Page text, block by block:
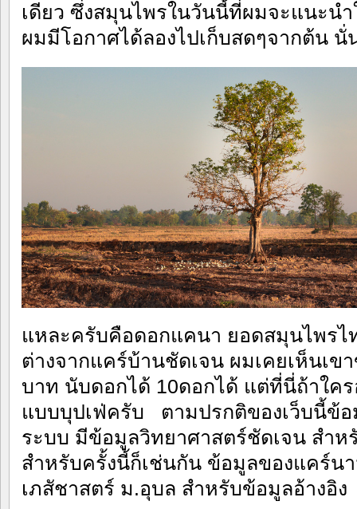
เดียว ซึ่งสมุนไพรในวันนี้ที่ผมจะแนะน
ผมมีโอกาศได้ลองไปเก็บสดๆจากต้น
แหละครับคือดอกแคนา ยอดสมุนไพรไ
ต่างจากแคร์บ้านชัดเจน ผมเคยเห็นเข
บาท นับดอกได้ 10ดอกได้ แต่ที่นี่ถ้าใค
แบบบุปเฟ่ครับ ตามปรกติของเว็บนี้ข้อ
ระบบ มีข้อมูลวิทยาศาสตร์ชัดเจน สำห
สำหรับครั้งนี้ก็เช่นกัน ข้อมูลของแคร์
เภสัชาสตร์ ม.อุบล สำหรับข้อมูลอ้างอิง